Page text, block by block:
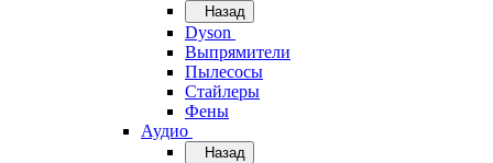
Назад
Dyson
Выпрямители
Пылесосы
Стайлеры
Фены
Аудио
Назад